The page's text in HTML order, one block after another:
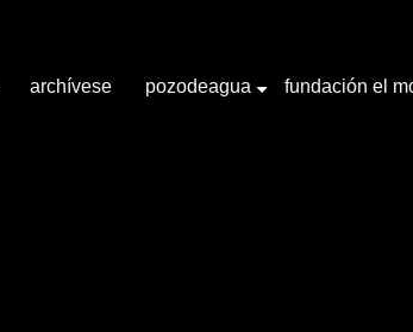
archívese pozodeagua fundación el